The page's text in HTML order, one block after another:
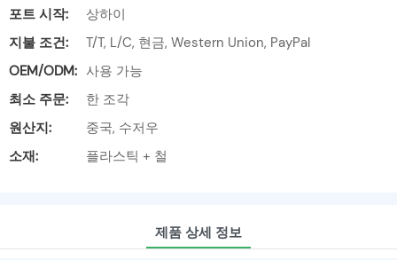
포트 시작:
상하이
지불 조건:
T/T, L/C, 현금, Western Union, PayPal
OEM/ODM: 사용 가능
최소 주문:
한 조각
원산지:
중국, 수저우
소재:
플라스틱 + 철
제품 상세 정보